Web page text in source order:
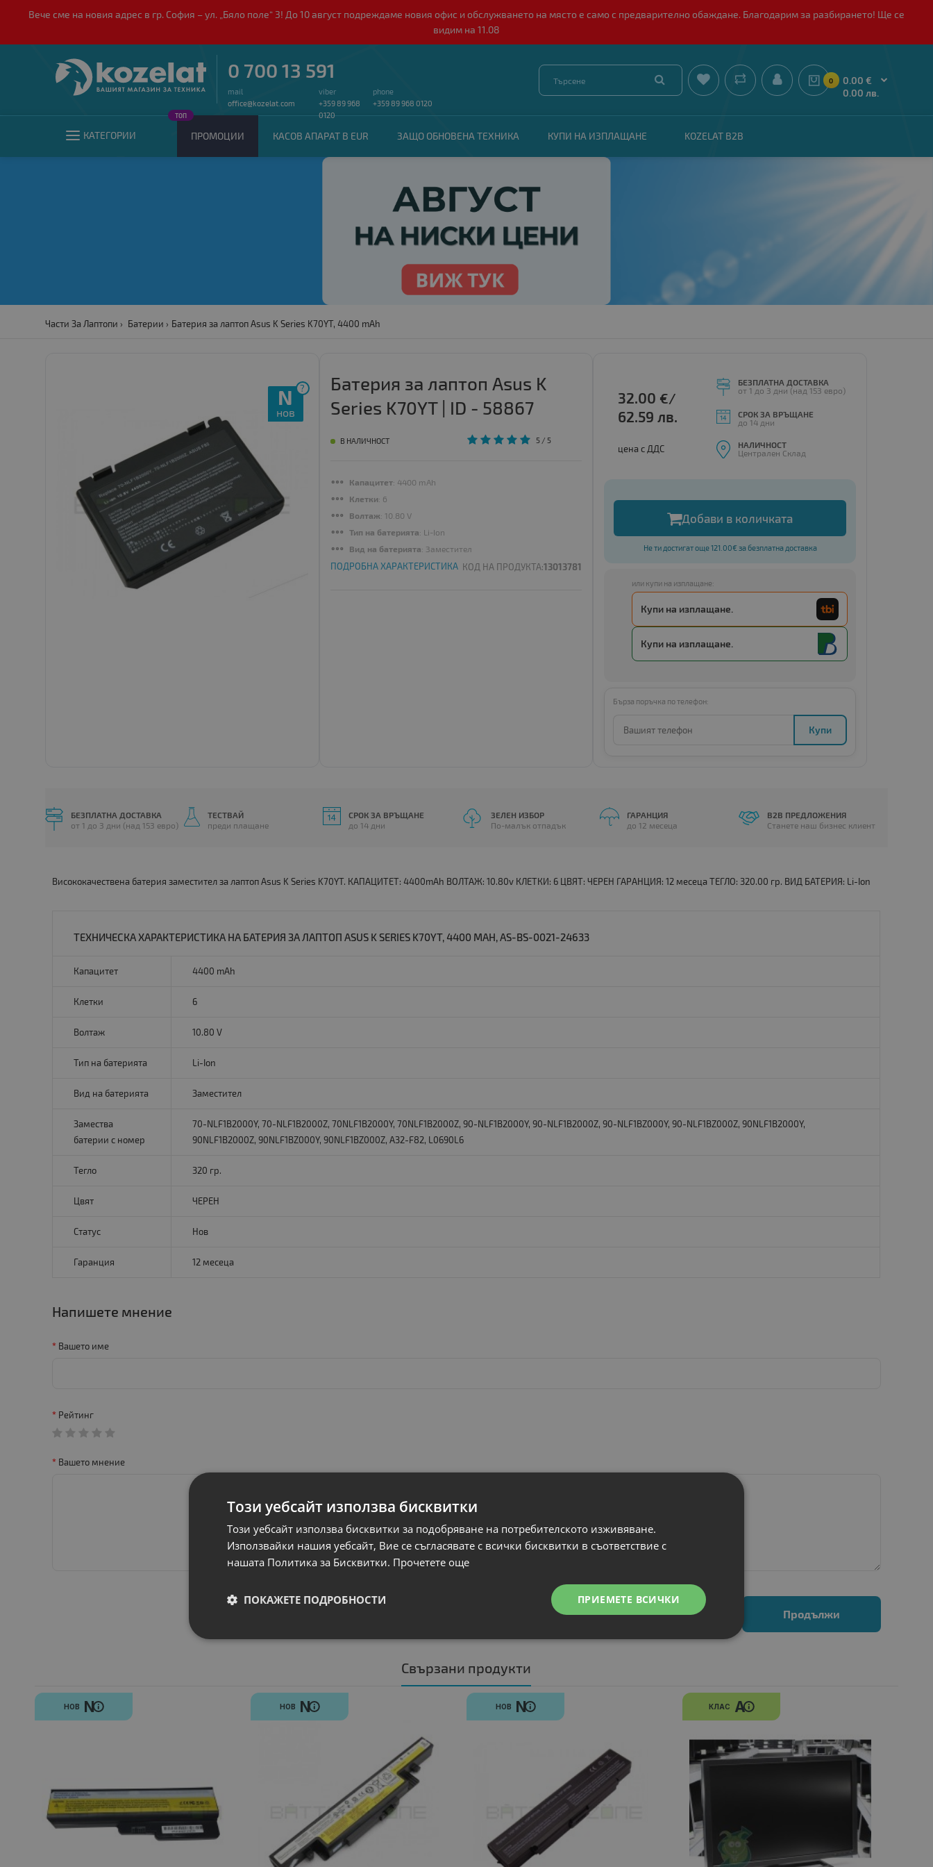
Вече сме на новия адрес в гр. София – ул. „Бяло поле“ 3! До 10 август подреждаме новия офис и обслужването на място е само с предварително обаждане. Благодарим за разбирането! Ще се
видим на 11.08
0 700 13 591
mail
office@kozelat.com
viber
+359 89 968
0120
phone
+359 89 968 0120
 0

0.00 €
0.00 лв.
КАТЕГОРИИ ПРОМОЦИИ
ТОП
КАСОВ АПАРАТ В EUR ЗАЩО ОБНОВЕНА ТЕХНИКА КУПИ НА ИЗПЛАЩАНЕ KOZELAT B2B
Части За Лаптопи Батерии Батерия за лаптоп Asus K Series K70YT, 4400 mAh
?
N
нов
Батерия за лаптоп Asus K
Series K70YT | ID - 58867
В НАЛИЧНОСТ 5 / 5
Капацитет: 4400 mAh
Клетки: 6
Волтаж: 10.80 V
Тип на батерията: Li-Ion
Вид на батерията: Заместител
ПОДРОБНА ХАРАКТЕРИСТИКА КОД НА ПРОДУКТА:13013781
32.00 €/
62.59 лв.
цена с ДДС
БЕЗПЛАТНА ДОСТАВКА
от 1 до 3 дни (над 153 евро)
СРОК ЗА ВРЪЩАНЕ
до 14 дни
НАЛИЧНОСТ
Централен Склад
Добави в количката
Не ти достигат още 121.00€ за безплатна доставка
или купи на изплащане:
Купи с
Amount below minimum
Купи на изплащане.
Купи на изплащане.
Бърза поръчка по телефон:
Купи
БЕЗПЛАТНА ДОСТАВКА
от 1 до 3 дни (над 153 евро)
ТЕСТВАЙ
преди плащане
СРОК ЗА ВРЪЩАНЕ
до 14 дни
ЗЕЛЕН ИЗБОР
По-малък отпадък
ГАРАНЦИЯ
до 12 месеца
B2B ПРЕДЛОЖЕНИЯ
Станете наш бизнес клиент
Висококачествена батерия заместител за лаптоп Asus K Series K70YT. КАПАЦИТЕТ: 4400mAh ВОЛТАЖ: 10.80v КЛЕТКИ: 6 ЦВЯТ: ЧЕРЕН ГАРАНЦИЯ: 12 месеца ТЕГЛО: 320.00 гр. ВИД БАТЕРИЯ: Li-Ion
ТЕХНИЧЕСКА ХАРАКТЕРИСТИКА НА БАТЕРИЯ ЗА ЛАПТОП ASUS K SERIES K70YT, 4400 MAH, AS-BS-0021-24633
Капацитет 4400 mAh
Клетки 6
Волтаж 10.80 V
Тип на батерията Li-Ion
Вид на батерията Заместител
Замества
батерии с номер
70-NLF1B2000Y, 70-NLF1B2000Z, 70NLF1B2000Y, 70NLF1B2000Z, 90-NLF1B2000Y, 90-NLF1B2000Z, 90-NLF1BZ000Y, 90-NLF1BZ000Z, 90NLF1B2000Y,
90NLF1B2000Z, 90NLF1BZ000Y, 90NLF1BZ000Z, A32-F82, L0690L6
Тегло 320 гр.
Цвят ЧЕРЕН
Статус Нов
Гаранция 12 месеца
Напишете мнение
Вашето име
Рейтинг
Вашето мнение
Продължи
Свързани продукти
НОВ N НОВ N НОВ N КЛАС A
Този уебсайт използва бисквитки
Този уебсайт използва бисквитки за подобряване на потребителското изживяване.
Използвайки нашия уебсайт, Вие се съгласявате с всички бисквитки в съответствие с
нашата Политика за Бисквитки. Прочетете още
ПРИЕМЕТЕ ВСИЧКИ
ПОКАЖЕТЕ ПОДРОБНОСТИ